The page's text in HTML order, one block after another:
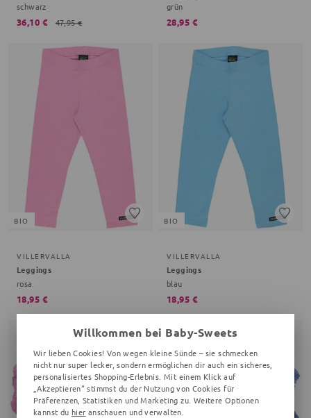
schwarz
36,10 € 47,95 €
grün
28,95 €
BIO
VILLERVALLA
Leggings
rosa
18,95 €
BIO
VILLERVALLA
Leggings
blau
18,95 €
Willkommen bei Baby-Sweets
Wir lieben Cookies! Von wegen kleine Sünde – sie schmecken
nicht nur super lecker, sondern ermöglichen dir auch ein sicheres,
personalisiertes Shopping-Erlebnis. Mit einem Klick auf
„Akzeptieren“ stimmst du der Nutzung von Cookies für
Präferenzen, Statistiken und Marketing zu. Weitere Optionen
kannst du hier anschauen und verwalten.